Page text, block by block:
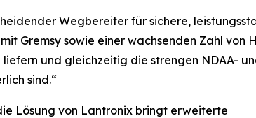
Wegbereiter für sichere,
Gremsy sowie einer wachsenden Zahl von
und gleichzeitig die strengen NDAA-
sind.“
Lösung von Lantronix bringt erweiterte